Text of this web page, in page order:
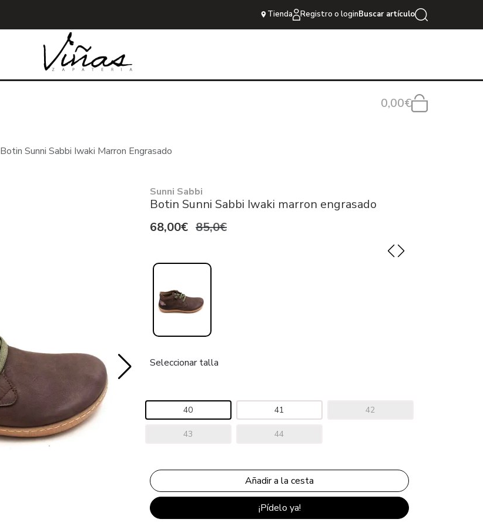
Tienda Registro o loginBuscar artículo
0,00€
Botin Sunni Sabbi Iwaki Marron Engrasado
Sunni Sabbi
Botin Sunni Sabbi Iwaki marron engrasado
68,00€ 85,0€
Seleccionar talla
40 41 42
43 44
¡Pídelo ya!